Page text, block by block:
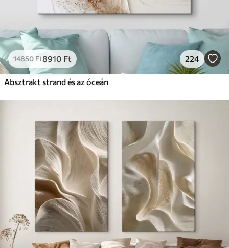
14850Ft8910 Ft 224
Absztrakt strand és az óceán